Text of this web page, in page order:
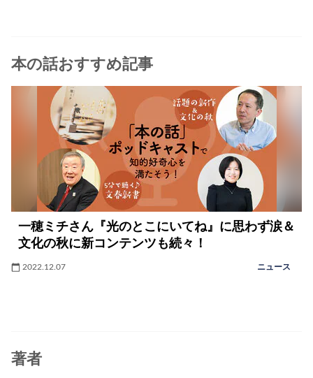
本の話おすすめ記事
一穂ミチさん『光のとこにいてね』に思わず涙＆
文化の秋に新コンテンツも続々！
2022.12.07 ニュース
著者